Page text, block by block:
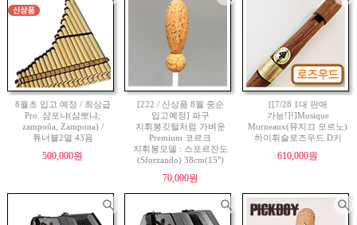
8월초 입고 예정 / 최상급
Pro. 샴포냐(삼뽀냐;
zampoña, Zampona) /
튜너블2열 43음
500,000원
[222 / 신상품 8월 중순
입고예정] 파구
지휘봉깃털처럼 가벼운
Premium 코르크
지휘봉모델 : 스포르잔도
(Sforzando) 38cm(15")
70,000원
[[7/28 1대 판매
가능!]!]Musique
Morneaux(뮤지끄 모르노)
하이휘슬로즈우드 D키
610,000원